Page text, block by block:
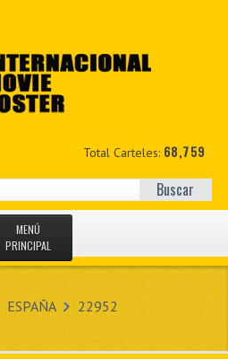
Total Carteles: 68,759
Buscar
MENÚ
PRINCIPAL
ESPAÑA 22952